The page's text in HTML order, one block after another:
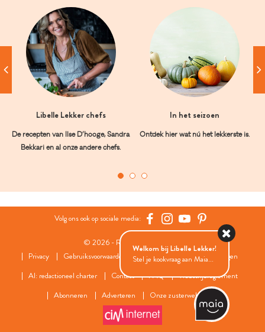
Libelle Lekker chefs
De recepten van Ilse D’hooge, Sandra
Bekkari en al onze andere chefs.
In het seizoen
Ontdek hier wat nú het lekkerste is.
Volg ons ook op sociale media:
© 2026 - Roularta Media Group
Privacy
Gebruiksvoorwaarden Cookies
Cookies instellingen
AI: redactioneel charter
Contact FAQ
Wedstrijdreglement
Abonneren
Adverteren Onze zusterwebsites
Welkom bij Libelle Lekker!
Stel je kookvraag aan Maia...